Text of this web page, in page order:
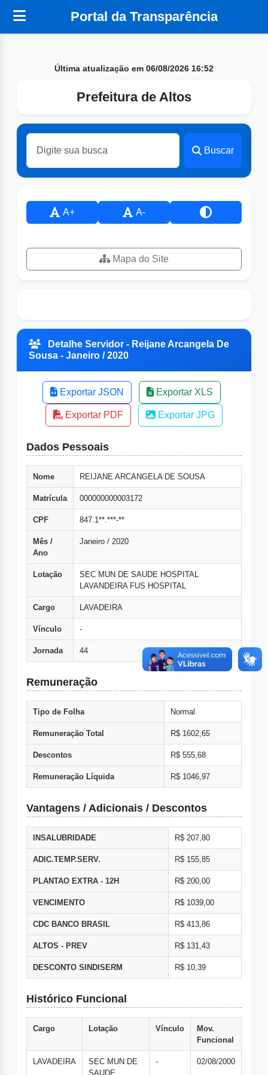
Portal da Transparência
Última atualização em 06/08/2026 16:52
Prefeitura de Altos
Buscar
A+ A-
Mapa do Site
Detalhe Servidor - Reijane Arcangela De
Sousa - Janeiro / 2020
Exportar JSON Exportar XLS
Exportar PDF Exportar JPG
Dados Pessoais
Nome REIJANE ARCANGELA DE SOUSA
Matrícula 000000000003172
CPF 847.1**.***-**
Mês /
Ano
Janeiro / 2020
Lotação
SEC MUN DE SAUDE HOSPITAL
LAVANDEIRA FUS HOSPITAL
Cargo LAVADEIRA
Vínculo -
Jornada 44
Remuneração
Tipo de Folha Normal
Remuneração Total R$ 1602,65
Descontos R$ 555,68
Remuneração Líquida R$ 1046,97
Vantagens / Adicionais / Descontos
INSALUBRIDADE R$ 207,80
ADIC.TEMP.SERV. R$ 155,85
PLANTAO EXTRA - 12H R$ 200,00
VENCIMENTO R$ 1039,00
CDC BANCO BRASIL R$ 413,86
ALTOS - PREV R$ 131,43
DESCONTO SINDISERM R$ 10,39
Histórico Funcional
Cargo Lotação Vínculo
Mov.
Funcional
LAVADEIRA
SEC MUN DE
SAUDE
- 02/08/2000